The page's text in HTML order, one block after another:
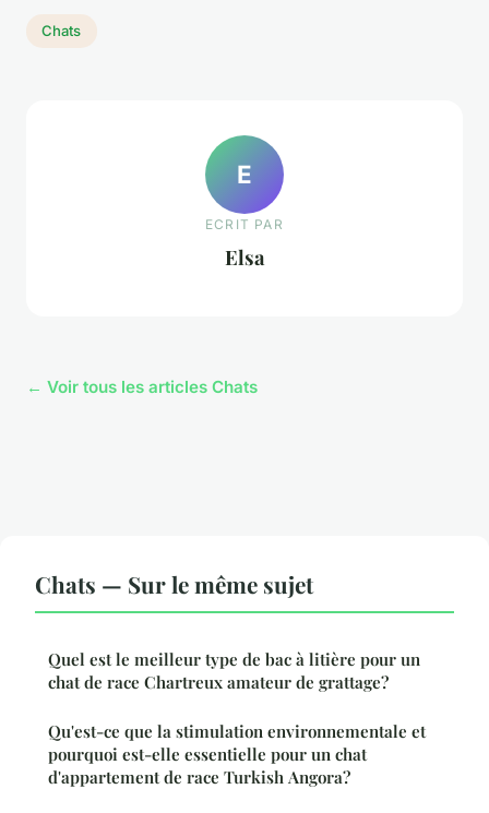
Chats
E
ECRIT PAR
Elsa
← Voir tous les articles Chats
Chats — Sur le même sujet
Quel est le meilleur type de bac à litière pour un
chat de race Chartreux amateur de grattage?
Qu'est-ce que la stimulation environnementale et
pourquoi est-elle essentielle pour un chat
d'appartement de race Turkish Angora?